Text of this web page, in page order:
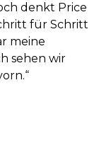
denkt Price
für Schritt
meine
sehen wir